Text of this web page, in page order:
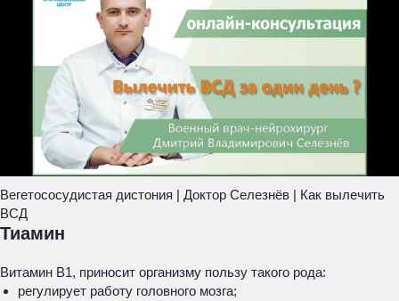
Вегетососудистая дистония | Доктор Селезнёв | Как вылечить
ВСД
Тиамин
Витамин В1, приносит организму пользу такого рода:
регулирует работу головного мозга;